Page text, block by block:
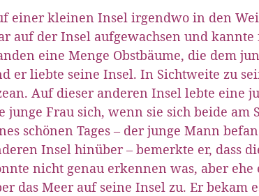
einer kleinen Insel irgendwo in den
auf der Insel aufgewachsen und
eine Menge Obstbäume, die dem
er liebte seine Insel. In Sichtweite zu
Auf dieser anderen Insel lebte eine
junge Frau sich, wenn sie sich beide am
schönen Tages – der junge Mann
Insel hinüber – bemerkte er, dass
nicht genau erkennen was, aber ehe
das Meer auf seine Insel zu. Er bekam